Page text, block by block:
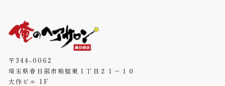
〒344-0062
埼玉県春日部市粕壁東１丁目２１−１０
大作ビル 1F